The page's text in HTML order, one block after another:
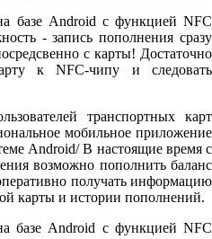
базе Android с функцией NFC
- запись пополнения сразу
с карты! Достаточно
к NFC-чипу и следовать
транспортных карт
мобильное приложение
Android/ В настоящие время с
возможно пополнить баланс
получать информацию
карты и истории пополнений.
базе Android с функцией NFC